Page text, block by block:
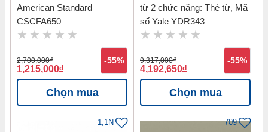
American Standard
CSCFA650
2,700,000đ
1,215,000đ
-55%
Chọn mua
từ 2 chức năng: Thẻ từ, Mã
số Yale YDR343
9,317,000đ
4,192,650đ
-55%
Chọn mua
1,1N 709